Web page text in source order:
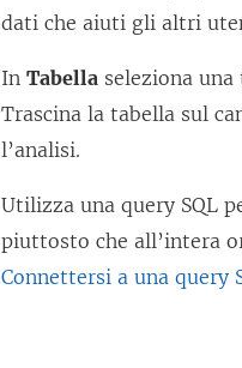
dati che aiuti gli altri
InTabella seleziona
Trascina la tabella sul
l’analisi.
Utilizza una query SQL
piuttosto che all’intera
Connettersi a una query